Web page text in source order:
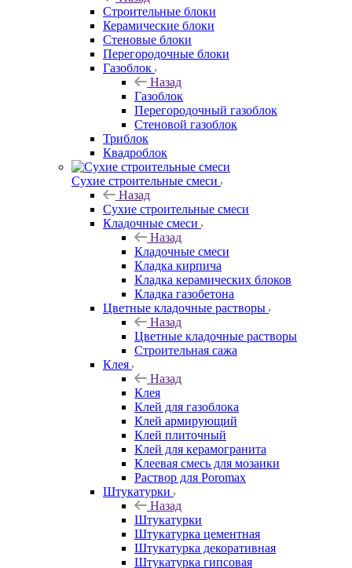
Строительные блоки
Керамические блоки
Стеновые блоки
Перегородочные блоки
Газоблок
Назад
Газоблок
Перегородочный газоблок
Стеновой газоблок
Триблок
Квадроблок
Сухие строительные смеси
Назад
Сухие строительные смеси
Кладочные смеси
Назад
Кладочные смеси
Кладка кирпича
Кладка керамических блоков
Кладка газобетона
Цветные кладочные растворы
Назад
Цветные кладочные растворы
Строительная сажа
Клея
Назад
Клея
Клей для газоблока
Клей армирующий
Клей плиточный
Клей для керамогранита
Клеевая смесь для мозаики
Раствор для Poromax
Штукатурки
Назад
Штукатурки
Штукатурка цементная
Штукатурка декоративная
Штукатурка гипсовая